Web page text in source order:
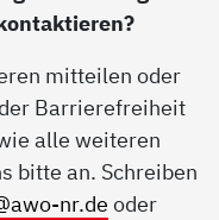
mitteilen oder
Barrierefreiheit
alle weiteren
bitte an. Schreiben
awo-nr.de oder